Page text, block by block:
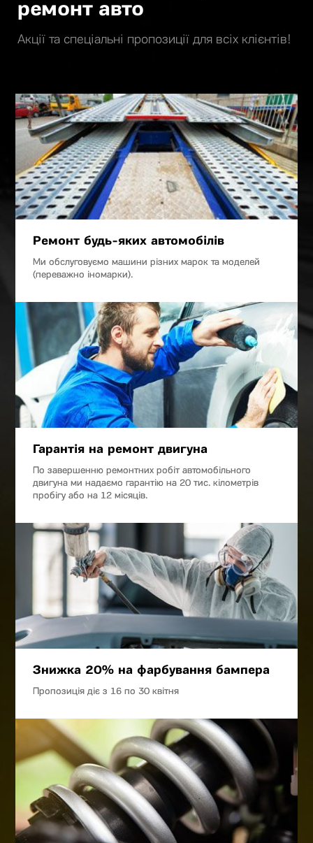
ремонт авто
Акції та спеціальні пропозиції для всіх клієнтів!
Ремонт будь-яких автомобілів
Ми обслуговуємо машини різних марок та моделей
(переважно іномарки).
Гарантія на ремонт двигуна
По завершенню ремонтних робіт автомобільного
двигуна ми надаємо гарантію на 20 тис. кілометрів
пробігу або на 12 місяців.
Знижка 20% на фарбування бампера
Пропозиція діє з 16 по 30 квітня